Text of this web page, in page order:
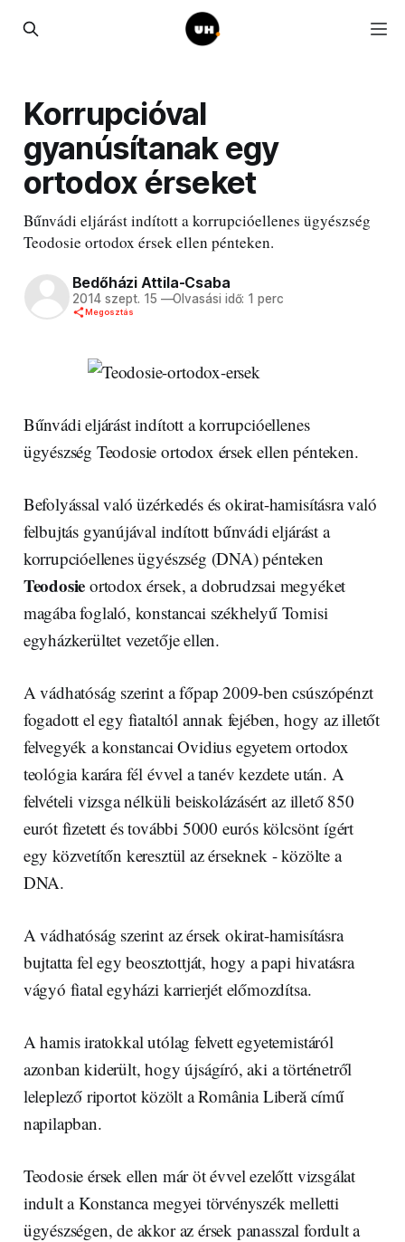
Korrupcióval
gyanúsítanak egy
ortodox érseket
Bűnvádi eljárást indított a korrupcióellenes ügyészség
Teodosie ortodox érsek ellen pénteken.
Bedőházi Attila-Csaba
2014 szept. 15 —Olvasási idő: 1 perc
Megosztás
Bűnvádi eljárást indított a korrupcióellenes
ügyészség Teodosie ortodox érsek ellen pénteken.
Befolyással való üzérkedés és okirat-hamisításra való
felbujtás gyanújával indított bűnvádi eljárást a
korrupcióellenes ügyészség (DNA) pénteken
Teodosie ortodox érsek, a dobrudzsai megyéket
magába foglaló, konstancai székhelyű Tomisi
egyházkerültet vezetője ellen.
A vádhatóság szerint a főpap 2009-ben csúszópénzt
fogadott el egy fiataltól annak fejében, hogy az illetőt
felvegyék a konstancai Ovidius egyetem ortodox
teológia karára fél évvel a tanév kezdete után. A
felvételi vizsga nélküli beiskolázásért az illető 850
eurót fizetett és további 5000 eurós kölcsönt ígért
egy közvetítőn keresztül az érseknek - közölte a
DNA.
A vádhatóság szerint az érsek okirat-hamisításra
bujtatta fel egy beosztottját, hogy a papi hivatásra
vágyó fiatal egyházi karrierjét előmozdítsa.
A hamis iratokkal utólag felvett egyetemistáról
azonban kiderült, hogy újságíró, aki a történetről
leleplező riportot közölt a România Liberă című
napilapban.
Teodosie érsek ellen már öt évvel ezelőtt vizsgálat
indult a Konstanca megyei törvényszék melletti
ügyészségen, de akkor az érsek panasszal fordult a